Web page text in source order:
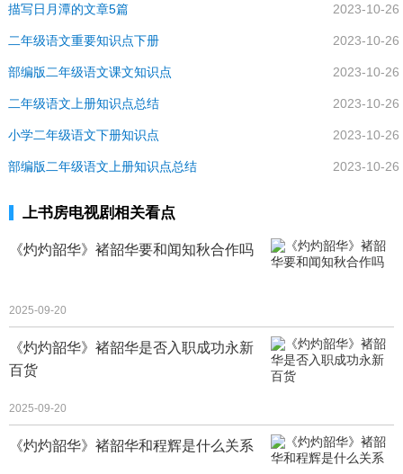
2023-10-26
描写日月潭的文章5篇
2023-10-26
二年级语文重要知识点下册
2023-10-26
部编版二年级语文课文知识点
2023-10-26
二年级语文上册知识点总结
2023-10-26
小学二年级语文下册知识点
2023-10-26
部编版二年级语文上册知识点总结
上书房电视剧相关看点
《灼灼韶华》褚韶华要和闻知秋合作吗
2025-09-20
《灼灼韶华》褚韶华是否入职成功永新
百货
2025-09-20
《灼灼韶华》褚韶华和程辉是什么关系